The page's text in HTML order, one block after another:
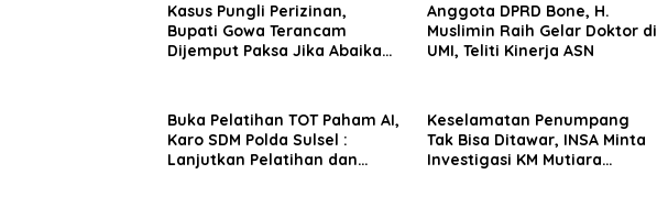
Kasus Pungli Perizinan,
Bupati Gowa Terancam
Dijemput Paksa Jika Abaikan
Anggota DPRD Bone, H.
Muslimin Raih Gelar Doktor di
UMI, Teliti Kinerja ASN
Buka Pelatihan TOT Paham AI,
Karo SDM Polda Sulsel :
Lanjutkan Pelatihan dan
Keselamatan Penumpang
Tak Bisa Ditawar, INSA Minta
Investigasi KM Mutiara